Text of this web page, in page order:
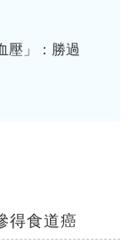
壓」：勝過
得食道癌